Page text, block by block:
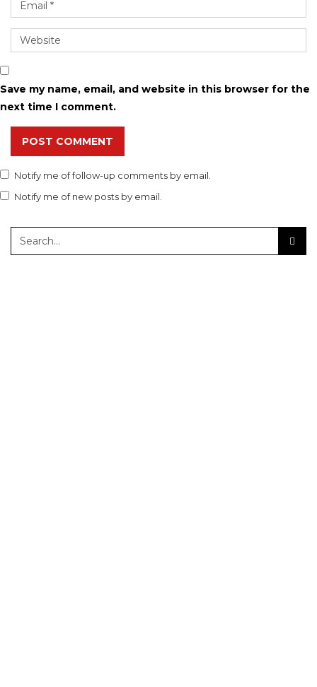
Save my name, email, and website in this browser for the
next time I comment.
POST COMMENT
Notify me of follow-up comments by email.
Notify me of new posts by email.